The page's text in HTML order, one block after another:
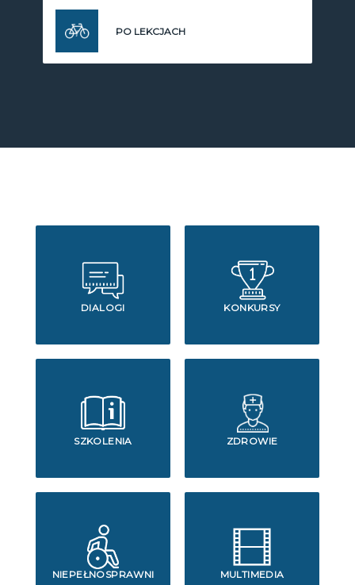
PO LEKCJACH
DIALOGI KONKURSY
SZKOLENIA ZDROWIE
NIEPEŁNOSPRAWNI MULTIMEDIA